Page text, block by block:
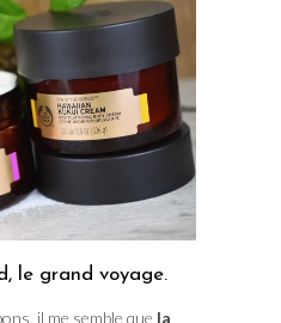
le grand voyage.
il me semble que la